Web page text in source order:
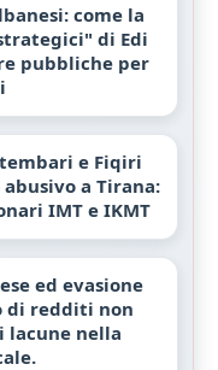
come la
di Edi
pubbliche per
e Fiqiri
a Tirana:
IMT e IKMT
ed evasione
di redditi non
nella